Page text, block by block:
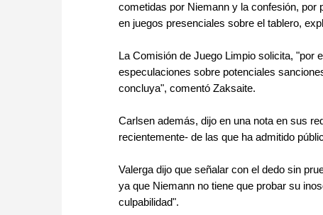
cometidas por Niemann y la confesión, por
en juegos presenciales sobre el tablero,
La Comisión de Juego Limpio solicita, "por
especulaciones sobre potenciales
concluya", comentó Zaksaite.
Carlsen además, dijo en una nota en sus
recientemente- de las que ha admitido
Valerga dijo que señalar con el dedo sin
ya que Niemann no tiene que probar su
culpabilidad".